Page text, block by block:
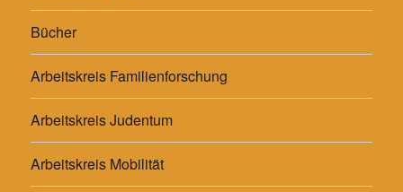
Bücher
Arbeitskreis Familienforschung
Arbeitskreis Judentum
Arbeitskreis Mobilität